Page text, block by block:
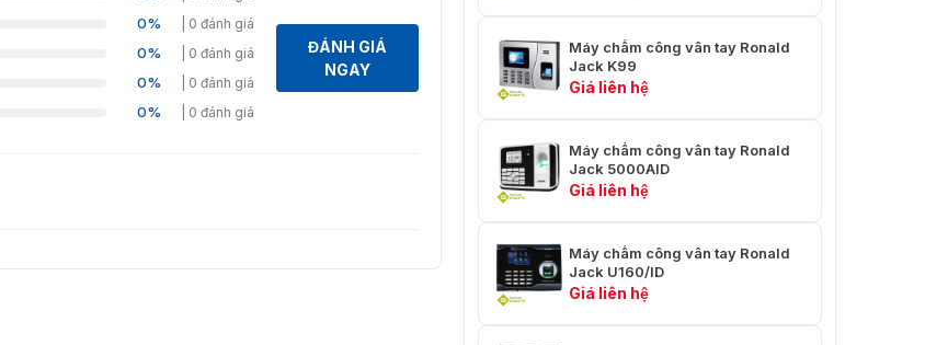
0% | 0 đánh giá
0% | 0 đánh giá
0% | 0 đánh giá
0% | 0 đánh giá
ĐÁNH GIÁ
NGAY
Máy chấm công vân tay Ronald
Jack K99
Giá liên hệ
Máy chấm công vân tay Ronald
Jack 5000AID
Giá liên hệ
Máy chấm công vân tay Ronald
Jack U160/ID
Giá liên hệ